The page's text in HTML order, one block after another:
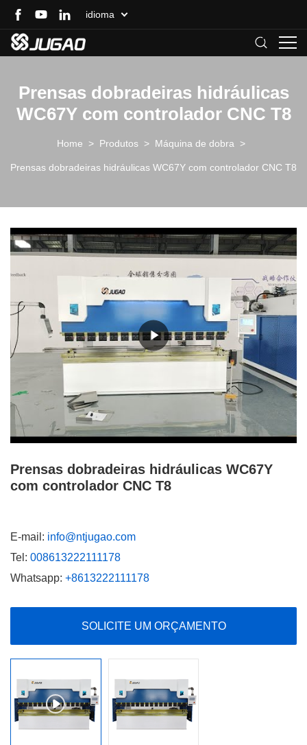
idioma
Prensas dobradeiras hidráulicas
WC67Y com controlador CNC T8
Home > Produtos> Máquina de dobra >
Prensas dobradeiras hidráulicas WC67Y com controlador CNC T8
Prensas dobradeiras hidráulicas WC67Y
com controlador CNC T8
E-mail: info@ntjugao.com
Tel: 008613222111178
Whatsapp: +8613222111178
SOLICITE UM ORÇAMENTO